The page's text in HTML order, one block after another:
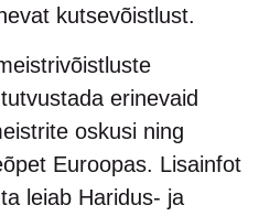
kutsevõistlust.
erinevaid
oskusi ning
Euroopas. Lisainfot
leiab Haridus- ja